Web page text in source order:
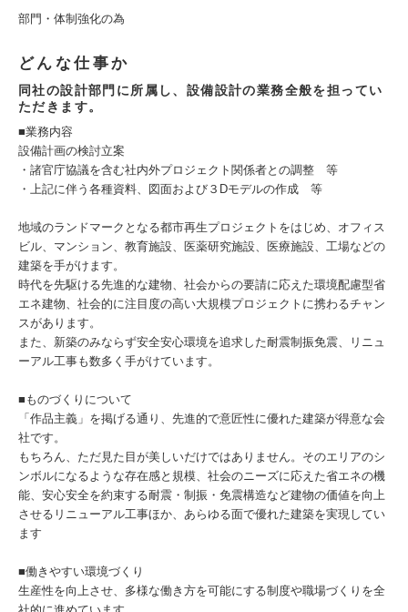
部門・体制強化の為
どんな仕事か
同社の設計部門に所属し、設備設計の業務全般を担ってい
ただきます。
■業務内容
設備計画の検討立案
・諸官庁協議を含む社内外プロジェクト関係者との調整 等
・上記に伴う各種資料、図面および３Dモデルの作成 等
地域のランドマークとなる都市再生プロジェクトをはじめ、オフィス
ビル、マンション、教育施設、医薬研究施設、医療施設、工場などの
建築を手がけます。
時代を先駆ける先進的な建物、社会からの要請に応えた環境配慮型省
エネ建物、社会的に注目度の高い大規模プロジェクトに携わるチャン
スがあります。
また、新築のみならず安全安心環境を追求した耐震制振免震、リニュ
ーアル工事も数多く手がけています。
■ものづくりについて
「作品主義」を掲げる通り、先進的で意匠性に優れた建築が得意な会
社です。
もちろん、ただ見た目が美しいだけではありません。そのエリアのシ
ンボルになるような存在感と規模、社会のニーズに応えた省エネの機
能、安心安全を約束する耐震・制振・免震構造など建物の価値を向上
させるリニューアル工事ほか、あらゆる面で優れた建築を実現してい
ます
■働きやすい環境づくり
生産性を向上させ、多様な働き方を可能にする制度や職場づくりを全